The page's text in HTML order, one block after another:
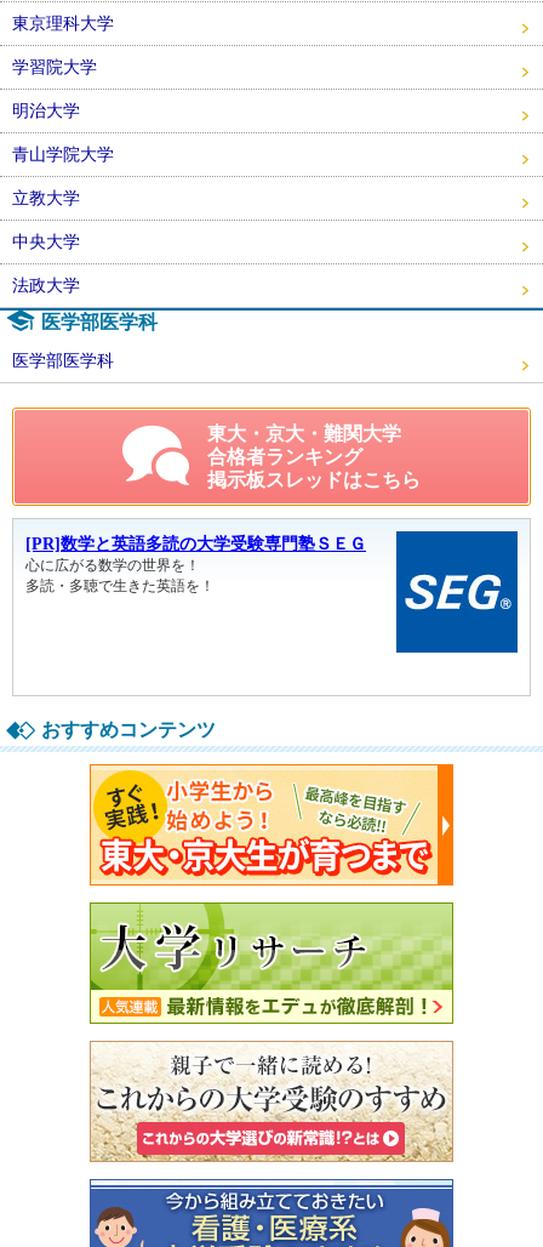
東京理科大学
学習院大学
明治大学
青山学院大学
立教大学
中央大学
法政大学
医学部医学科
医学部医学科
東大・京大・難関大学
合格者ランキング
掲示板スレッドはこちら
おすすめコンテンツ